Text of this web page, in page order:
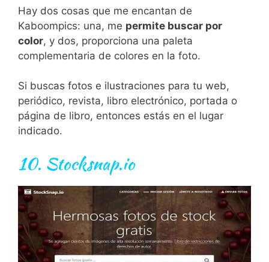
Hay dos cosas que me encantan de
Kaboompics: una, me permite buscar por
color, y dos, proporciona una paleta
complementaria de colores en la foto.
Si buscas fotos e ilustraciones para tu web,
periódico, revista, libro electrónico, portada o
página de libro, entonces estás en el lugar
indicado.
10. Stocksnap.io